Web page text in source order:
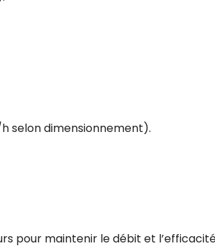
selon dimensionnement).
pour maintenir le débit et